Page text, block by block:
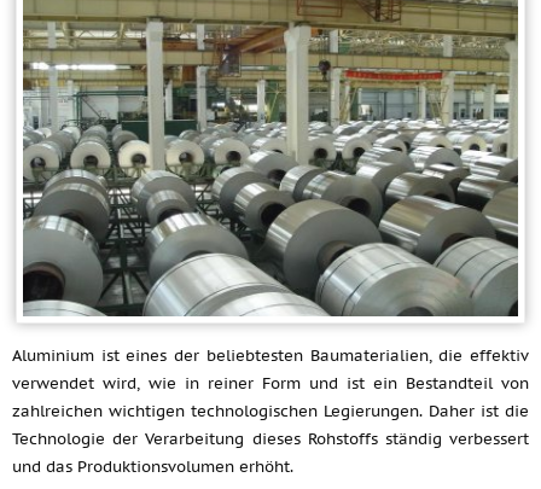
Aluminium ist eines der beliebtesten Baumaterialien, die effektiv
verwendet wird, wie in reiner Form und ist ein Bestandteil von
zahlreichen wichtigen technologischen Legierungen. Daher ist die
Technologie der Verarbeitung dieses Rohstoffs ständig verbessert
und das Produktionsvolumen erhöht.